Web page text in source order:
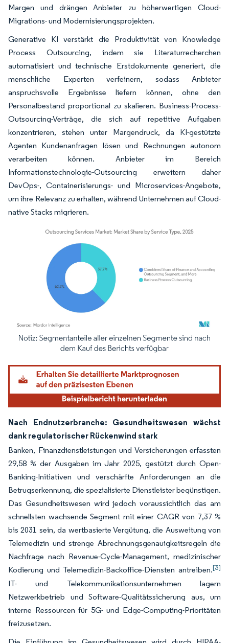
Margen und drängen Anbieter zu höherwertigen Cloud-
Migrations- und Modernisierungsprojekten.
Generative KI verstärkt die Produktivität von Knowledge
Process Outsourcing, indem sie Literaturrecherchen
automatisiert und technische Erstdokumente generiert, die
menschliche Experten verfeinern, sodass Anbieter
anspruchsvolle Ergebnisse liefern können, ohne den
Personalbestand proportional zu skalieren. Business-Process-
Outsourcing-Verträge, die sich auf repetitive Aufgaben
konzentrieren, stehen unter Margendruck, da KI-gestützte
Agenten Kundenanfragen lösen und Rechnungen autonom
verarbeiten können. Anbieter im Bereich
Informationstechnologie-Outsourcing erweitern daher
DevOps-, Containerisierungs- und Microservices-Angebote,
um ihre Relevanz zu erhalten, während Unternehmen auf Cloud-
native Stacks migrieren.
Bild © Mordor Intelligence. Wiederverwendung erfordert Namensnennung
Nach Endnutzerbranche: Gesundheitswesen wächst
dank regulatorischer Rückenwind stark
Banken, Finanzdienstleistungen und Versicherungen erfassten
29,58 % der Ausgaben im Jahr 2025, gestützt durch Open-
Banking-Initiativen und verschärfte Anforderungen an die
Betrugserkennung, die spezialisierte Dienstleister begünstigen.
Das Gesundheitswesen wird jedoch voraussichtlich das am
schnellsten wachsende Segment mit einer CAGR von 7,37 %
bis 2031 sein, da wertbasierte Vergütung, die Ausweitung von
Telemedizin und strenge Abrechnungsgenauigkeitsregeln die
Nachfrage nach Revenue-Cycle-Management, medizinischer
Kodierung und Telemedizin-Backoffice-Diensten antreiben.[3]
IT- und Telekommunikationsunternehmen lagern
Netzwerkbetrieb und Software-Qualitätssicherung aus, um
interne Ressourcen für 5G- und Edge-Computing-Prioritäten
freizusetzen.